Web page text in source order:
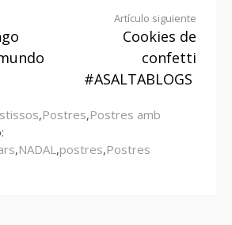
Artículo siguiente
Cookies de
confetti
#ASALTABLOGS
,Postres,Postres amb
,NADAL ,postres,Postres